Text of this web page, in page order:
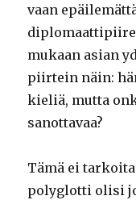
vaan
mukaan asian
piirtein näin:
kieliä, mutta
sanottavaa?
Tämä ei
polyglotti olisi